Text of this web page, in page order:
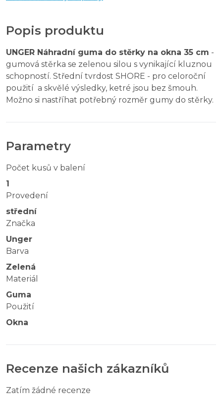
Popis produktu
UNGER Náhradní guma do stěrky na okna 35 cm -
gumová stěrka se zelenou silou s vynikající kluznou
schopností. Střední tvrdost SHORE - pro celoroční
použití a skvělé výsledky, ketré jsou bez šmouh.
Možno si nastříhat potřebný rozměr gumy do stěrky.
Parametry
Počet kusů v balení
1
Provedení
střední
Značka
Unger
Barva
Zelená
Materiál
Guma
Použití
Okna
Recenze našich zákazníků
Zatím žádné recenze